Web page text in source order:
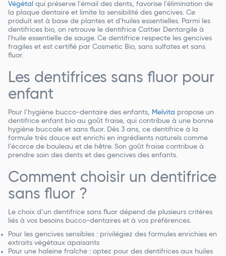
Végétal qui préserve l'émail des dents, favorise l'élimination de
la plaque dentaire et limite la sensibilité des gencives. Ce
produit est à base de plantes et d'huiles essentielles. Parmi les
dentifrices bio, on retrouve le dentifrice Cattier Dentargile à
l'huile essentielle de sauge. Ce dentifrice respecte les gencives
fragiles et est certifié par Cosmetic Bio, sans sulfates et sans
fluor.
Les dentifrices sans fluor pour
enfant
Pour l’hygiène bucco-dentaire des enfants, Melvita propose un
dentifrice enfant bio au goût fraise, qui contribue à une bonne
hygiène buccale et sans fluor. Dès 3 ans, ce dentifrice à la
formule très douce est enrichi en ingrédients naturels comme
l'écorce de bouleau et de hêtre. Son goût fraise contribue à
prendre soin des dents et des gencives des enfants.
Comment choisir un dentifrice
sans fluor ?
Le choix d’un dentifrice sans fluor dépend de plusieurs critères
liés à vos besoins bucco-dentaires et à vos préférences.
Pour les gencives sensibles : privilégiez des formules enrichies en
extraits végétaux apaisants
Pour une haleine fraîche : optez pour des dentifrices aux huiles